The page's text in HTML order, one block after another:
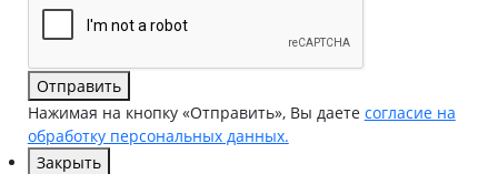
Отправить
Нажимая на кнопку «Отправить», Вы даете согласие на
обработку персональных данных.
Закрыть